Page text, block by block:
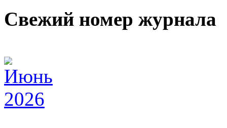
Свежий номер журнала